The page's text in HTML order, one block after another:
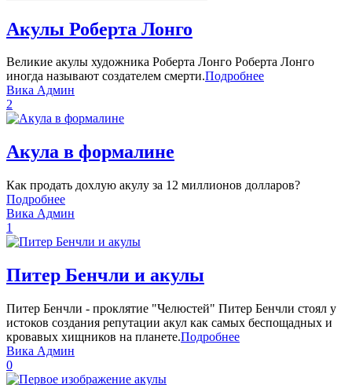
Акулы Роберта Лонго
Великие акулы художника Роберта Лонго Роберта Лонго
иногда называют создателем смерти.Подробнее
Вика Админ
2
Акула в формалине
Как продать дохлую акулу за 12 миллионов долларов?
Подробнее
Вика Админ
1
Питер Бенчли и акулы
Питер Бенчли - проклятие "Челюстей" Питер Бенчли стоял у
истоков создания репутации акул как самых беспощадных и
кровавых хищников на планете.Подробнее
Вика Админ
0